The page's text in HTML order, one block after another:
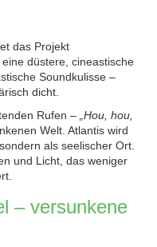
das Projekt
eine düstere, cineastische
Soundkulisse –
dicht.
Rufen – „Hou, hou,
Welt. Atlantis wird
als seelischer Ort.
und Licht, das weniger
– versunkene